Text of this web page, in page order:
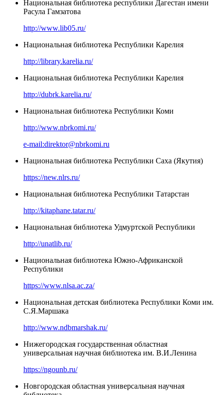
Национальная библиотека республики Дагестан имени
Расула Гамзатова
http://www.lib05.ru/
Национальная библиотека Республики Карелия
http://library.karelia.ru/
Национальная библиотека Республики Карелия
http://dubrk.karelia.ru/
Национальная библиотека Республики Коми
http://www.nbrkomi.ru/
e-mail:direktor@nbrkomi.ru
Национальная библиотека Республики Саха (Якутия)
https://new.nlrs.ru/
Национальная библиотека Республики Татарстан
http://kitaphane.tatar.ru/
Национальная библиотека Удмуртской Республики
http://unatlib.ru/
Национальная библиотека Южно-Африканской
Республики
https://www.nlsa.ac.za/
Национальная детская библиотека Республики Коми им.
С.Я.Маршака
http://www.ndbmarshak.ru/
Нижегородская государственная областная
универсальная научная библиотека им. В.И.Ленина
https://ngounb.ru/
Новгородская областная универсальная научная